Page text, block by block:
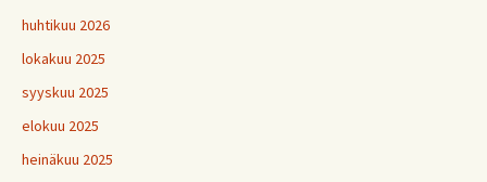
huhtikuu 2026
lokakuu 2025
syyskuu 2025
elokuu 2025
heinäkuu 2025